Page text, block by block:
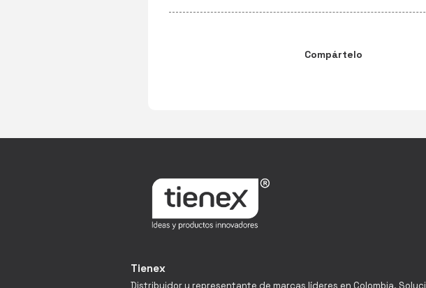
Compártelo
Tienex
Distribuidor y representante de marcas líderes en Colombia.